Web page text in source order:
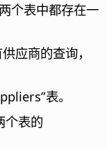
个表中都存在一
应商的查询，
表。
个表的